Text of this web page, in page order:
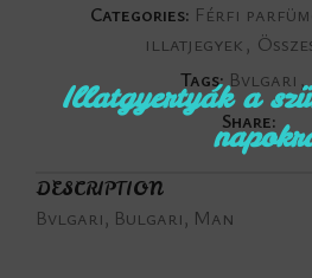
Illatgyertyák a
Categories: Férfi
illatjegyek ,
Tags: Bvlgari ,
Share:
DESCRIPTION
Bvlgari, Bulgari, Man